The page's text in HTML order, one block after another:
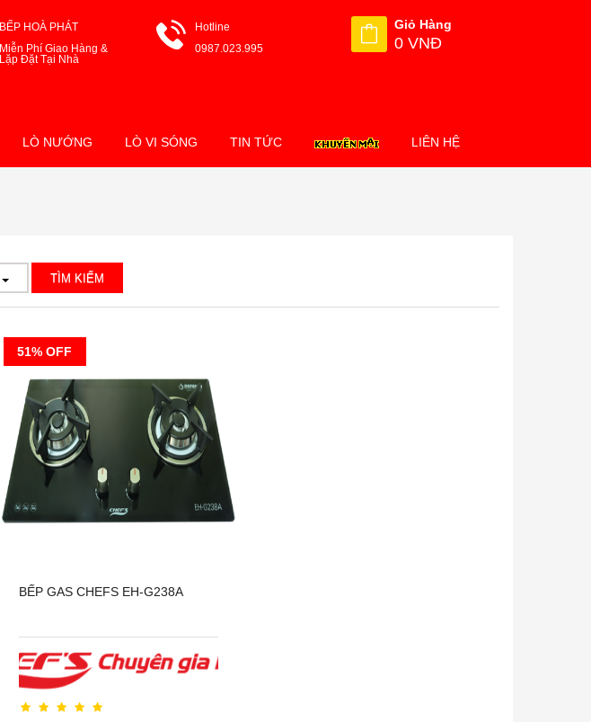
BẾP HOÀ PHÁT
Miễn Phí Giao Hàng &
Lặp Đặt Tại Nhà
Hotline
0987.023.995
Giỏ Hàng
0 VNĐ
LÒ NƯỚNG LÒ VI SÓNG TIN TỨC LIÊN HỆ
TÌM KIẾM
51% OFF
BẾP GAS CHEFS EH-G238A